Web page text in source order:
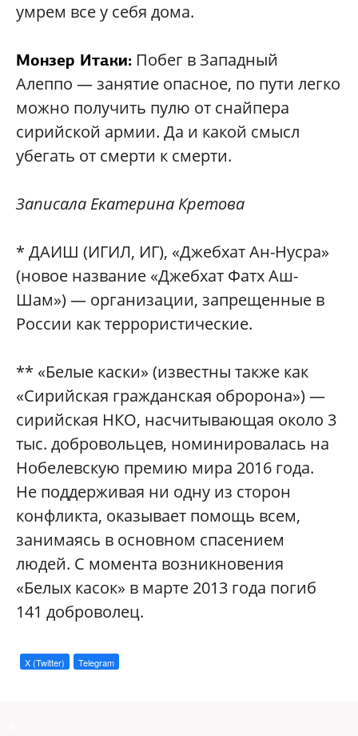
умрем все у себя дома.
Монзер Итаки: Побег в Западный
Алеппо — занятие опасное, по пути легко
можно получить пулю от снайпера
сирийской армии. Да и какой смысл
убегать от смерти к смерти.
Записала Екатерина Кретова
* ДАИШ (ИГИЛ, ИГ), «Джебхат Ан-Нусра»
(новое название «Джебхат Фатх Аш-
Шам») — организации, запрещенные в
России как террористические.
** «Белые каски» (известны также как
«Сирийская гражданская обророна») —
сирийская НКO, насчитывающая около 3
тыс. добровольцев, номинировалась на
Нобелевскую премию мира 2016 года.
Не поддерживая ни одну из сторон
конфликта, оказывает помощь всем,
занимаясь в основном спасением
людей. С момента возникновения
«Белых касок» в марте 2013 года погиб
141 доброволец.
X (Twitter) Telegram